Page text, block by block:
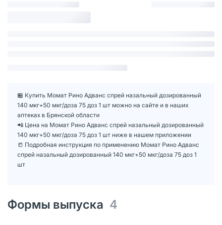
🏪 Купить Момат Рино Адванс спрей назальный дозированный
140 мкг+50 мкг/доза 75 доз 1 шт можно на сайте и в наших
аптеках в Брянской области
📲 Цена на Момат Рино Адванс спрей назальный дозированный
140 мкг+50 мкг/доза 75 доз 1 шт ниже в нашем приложении
📒 Подробная инструкция по применению Момат Рино Адванс
спрей назальный дозированный 140 мкг+50 мкг/доза 75 доз 1
шт
Формы выпуска 4